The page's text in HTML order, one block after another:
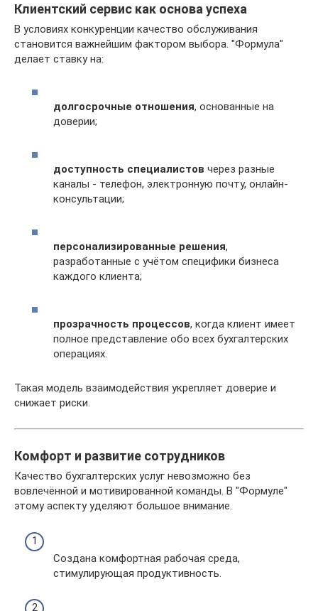
Клиентский сервис как основа успеха
В условиях конкуренции качество обслуживания
становится важнейшим фактором выбора. "Формула"
делает ставку на:
долгосрочные отношения, основанные на
доверии;
доступность специалистов через разные
каналы - телефон, электронную почту, онлайн-
консультации;
персонализированные решения,
разработанные с учётом специфики бизнеса
каждого клиента;
прозрачность процессов, когда клиент имеет
полное представление обо всех бухгалтерских
операциях.
Такая модель взаимодействия укрепляет доверие и
снижает риски.
Комфорт и развитие сотрудников
Качество бухгалтерских услуг невозможно без
вовлечённой и мотивированной команды. В "Формуле"
этому аспекту уделяют большое внимание.
Создана комфортная рабочая среда,
стимулирующая продуктивность.